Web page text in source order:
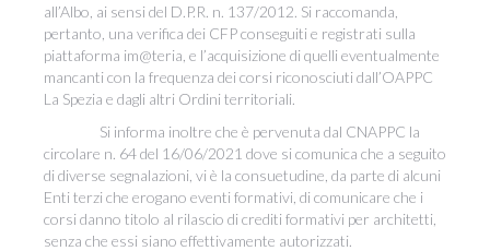
all’Albo, ai sensi del D.P.R. n. 137/2012. Si raccomanda,
pertanto, una verifica dei CFP conseguiti e registrati sulla
piattaforma im@teria, e l’acquisizione di quelli eventualmente
mancanti con la frequenza dei corsi riconosciuti dall’OAPPC
La Spezia e dagli altri Ordini territoriali.
Si informa inoltre che è pervenuta dal CNAPPC la
circolare n. 64 del 16/06/2021 dove si comunica che a seguito
di diverse segnalazioni, vi è la consuetudine, da parte di alcuni
Enti terzi che erogano eventi formativi, di comunicare che i
corsi danno titolo al rilascio di crediti formativi per architetti,
senza che essi siano effettivamente autorizzati.